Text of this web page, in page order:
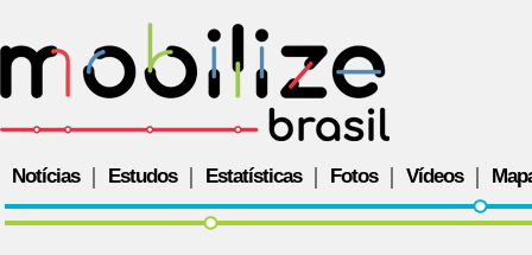
Notícias Estudos Estatísticas Fotos Vídeos